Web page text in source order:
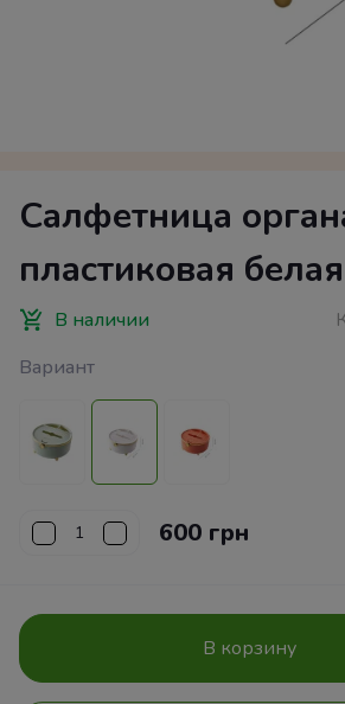
Салфетница
пластиковая белая
В наличии
Вариант
600 грн
В корзину